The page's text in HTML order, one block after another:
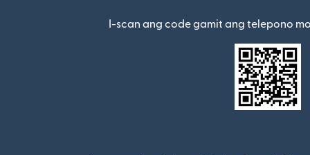
I-scan ang code gamit ang telepono